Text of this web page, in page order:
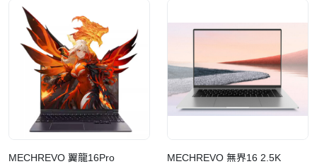
MECHREVO 翼龍16Pro
MECHREVO 無界16 2.5K